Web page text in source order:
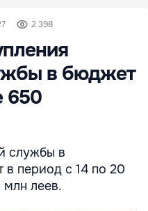
2 398
в бюджет
650
службы в
в период с 14 по 20
млн леев.